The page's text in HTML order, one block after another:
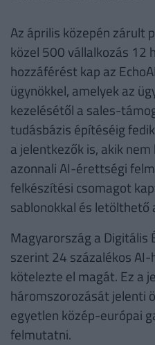
Az április közepén zárult
közel 500 vállalkozás 12
hozzáférést kap az
ügynökkel, amelyek az
kezelésétől a sales-
tudásbázis építéséig
a jelentkezők is, akik
azonnali AI-érettségi
felkészítési csomagot
sablonokkal és letölthető
Magyarország a Digitális
szerint 24 százalékos
kötelezte el magát. Ez a
háromszorozását jelenti
egyetlen közép-európai
felmutatni.